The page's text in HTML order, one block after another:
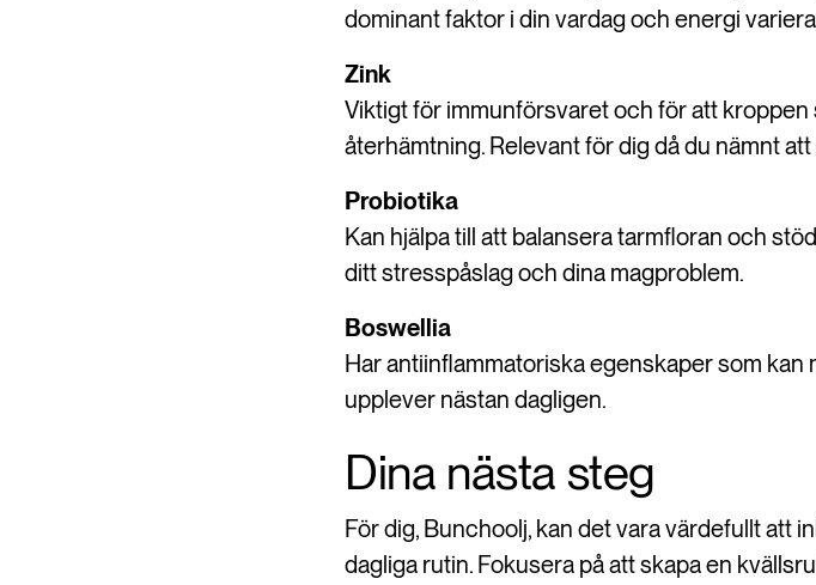
dominant faktor i din vardag och energi
Zink
Viktigt för immunförsvaret och för att
återhämtning. Relevant för dig då du nämnt
Probiotika
Kan hjälpa till att balansera tarmfloran och
ditt stresspåslag och dina magproblem.
Boswellia
Har antiinflammatoriska egenskaper som
upplever nästan dagligen.
Dina nästa steg
För dig, Bunchoolj, kan det vara värdefullt att
dagliga rutin. Fokusera på att skapa en